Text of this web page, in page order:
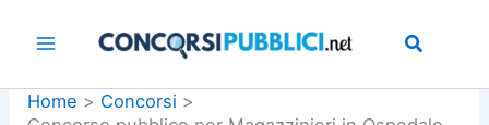
Home
Concorsi